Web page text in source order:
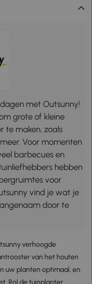
met Outsunny!
grote of kleine
te maken, zoals
Voor momenten
barbecues en
hebben
voor
vind je wat je
door te
verhoogde
van het houten
uw planten optimaal, en